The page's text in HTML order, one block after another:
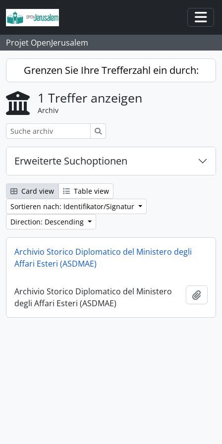
Skip to main content
Projet OpenJerusalem
Grenzen Sie Ihre Trefferzahl ein durch:
1 Treffer anzeigen
Archiv
Erweiterte Suchoptionen
Card view
Table view
Sortieren nach: Identifikator/Signatur
Direction: Descending
Archivio Storico Diplomatico del Ministero degli
Affari Esteri (ASDMAE)
Archivio Storico Diplomatico del Ministero
degli Affari Esteri (ASDMAE)